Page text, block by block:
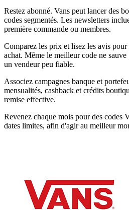
Restez abonné. Vans peut lancer des
codes segmentés. Les newsletters
première commande ou membres.
Comparez les prix et lisez les avis
achat. Même le meilleur code ne
un vendeur peu fiable.
Associez campagnes banque et
mensualités, cashback et crédits
remise effective.
Revenez chaque mois pour des codes
dates limites, afin d'agir au meilleur